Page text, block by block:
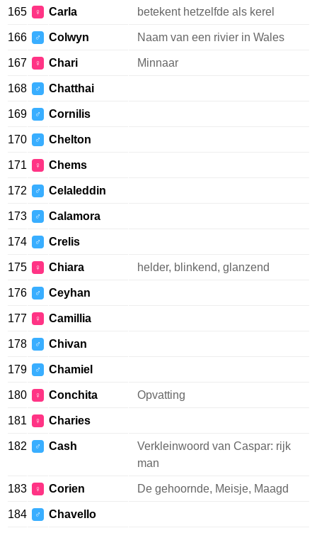
165 ♀ Carla betekent hetzelfde als kerel
166 ♂ Colwyn Naam van een rivier in Wales
167 ♀ Chari Minnaar
168 ♂ Chatthai
169 ♂ Cornilis
170 ♂ Chelton
171 ♀ Chems
172 ♂ Celaleddin
173 ♂ Calamora
174 ♂ Crelis
175 ♀ Chiara helder, blinkend, glanzend
176 ♂ Ceyhan
177 ♀ Camillia
178 ♂ Chivan
179 ♂ Chamiel
180 ♀ Conchita Opvatting
181 ♀ Charies
182 ♂ Cash
Verkleinwoord van Caspar: rijk
man
183 ♀ Corien De gehoornde, Meisje, Maagd
184 ♂ Chavello